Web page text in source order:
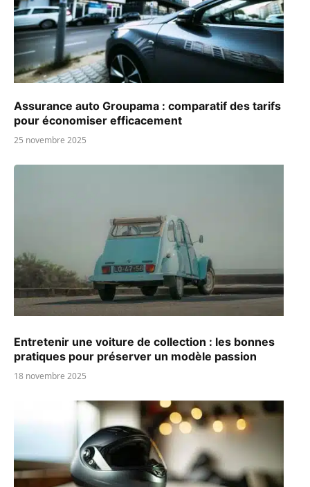
Assurance auto Groupama : comparatif des tarifs
pour économiser efficacement
25 novembre 2025
Entretenir une voiture de collection : les bonnes
pratiques pour préserver un modèle passion
18 novembre 2025